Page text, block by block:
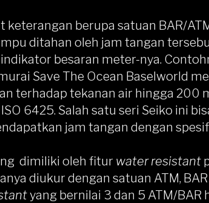
keterangan berupa satuan BAR/
ditahan oleh jam tangan
besaran meter-nya.
Save The Ocean Baselworld
terhadap tekanan air hingga 200
6425. Salah satu seri Seiko ini
jam tangan dengan
dimiliki oleh fitur water resistant
diukur dengan satuan ATM,
yang bernilai 3 dan 5 ATM/BAR